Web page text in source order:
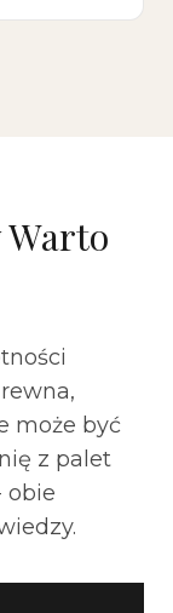
może być
z palet
obie